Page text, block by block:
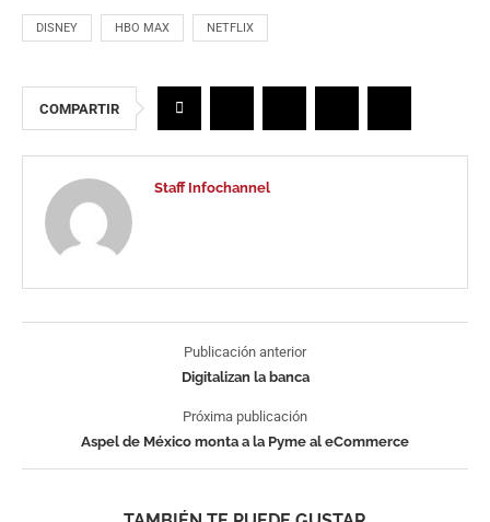
DISNEY HBO MAX NETFLIX
COMPARTIR
Staff Infochannel
Publicación anterior
Digitalizan la banca
Próxima publicación
Aspel de México monta a la Pyme al eCommerce